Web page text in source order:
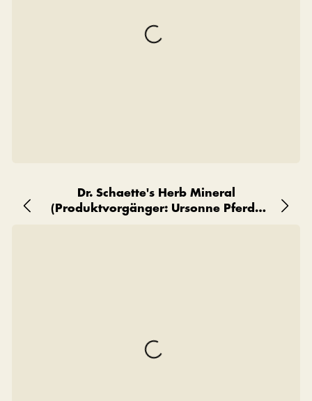
Dr. Schaette's Herb Mineral
(Produktvorgänger: Ursonne Pferde